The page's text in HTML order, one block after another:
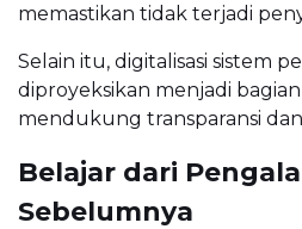
memastikan tidak terjadi
Selain itu, digitalisasi sistem
diproyeksikan menjadi
mendukung transparansi dan
Belajar dari
Sebelumnya